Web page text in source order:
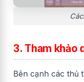
3. Tham khảo
Bên cạnh các thủ